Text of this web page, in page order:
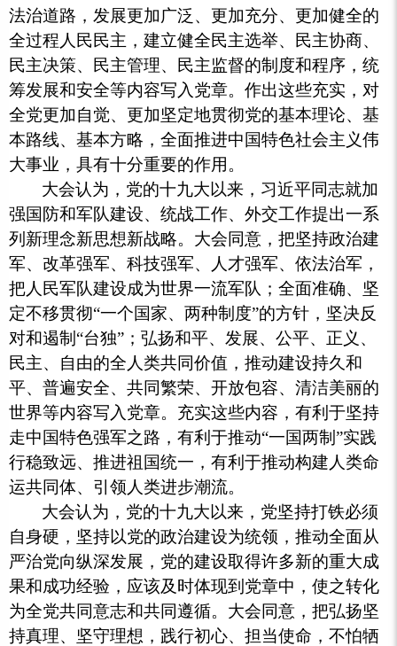
法治道路，发展更加广泛、更加充分、更加健全的
全过程人民民主，建立健全民主选举、民主协商、
民主决策、民主管理、民主监督的制度和程序，统
筹发展和安全等内容写入党章。作出这些充实，对
全党更加自觉、更加坚定地贯彻党的基本理论、基
本路线、基本方略，全面推进中国特色社会主义伟
大事业，具有十分重要的作用。
大会认为，党的十九大以来，习近平同志就加
强国防和军队建设、统战工作、外交工作提出一系
列新理念新思想新战略。大会同意，把坚持政治建
军、改革强军、科技强军、人才强军、依法治军，
把人民军队建设成为世界一流军队；全面准确、坚
定不移贯彻“一个国家、两种制度”的方针，坚决反
对和遏制“台独”；弘扬和平、发展、公平、正义、
民主、自由的全人类共同价值，推动建设持久和
平、普遍安全、共同繁荣、开放包容、清洁美丽的
世界等内容写入党章。充实这些内容，有利于坚持
走中国特色强军之路，有利于推动“一国两制”实践
行稳致远、推进祖国统一，有利于推动构建人类命
运共同体、引领人类进步潮流。
大会认为，党的十九大以来，党坚持打铁必须
自身硬，坚持以党的政治建设为统领，推动全面从
严治党向纵深发展，党的建设取得许多新的重大成
果和成功经验，应该及时体现到党章中，使之转化
为全党共同意志和共同遵循。大会同意，把弘扬坚
持真理、坚守理想，践行初心、担当使命，不怕牺